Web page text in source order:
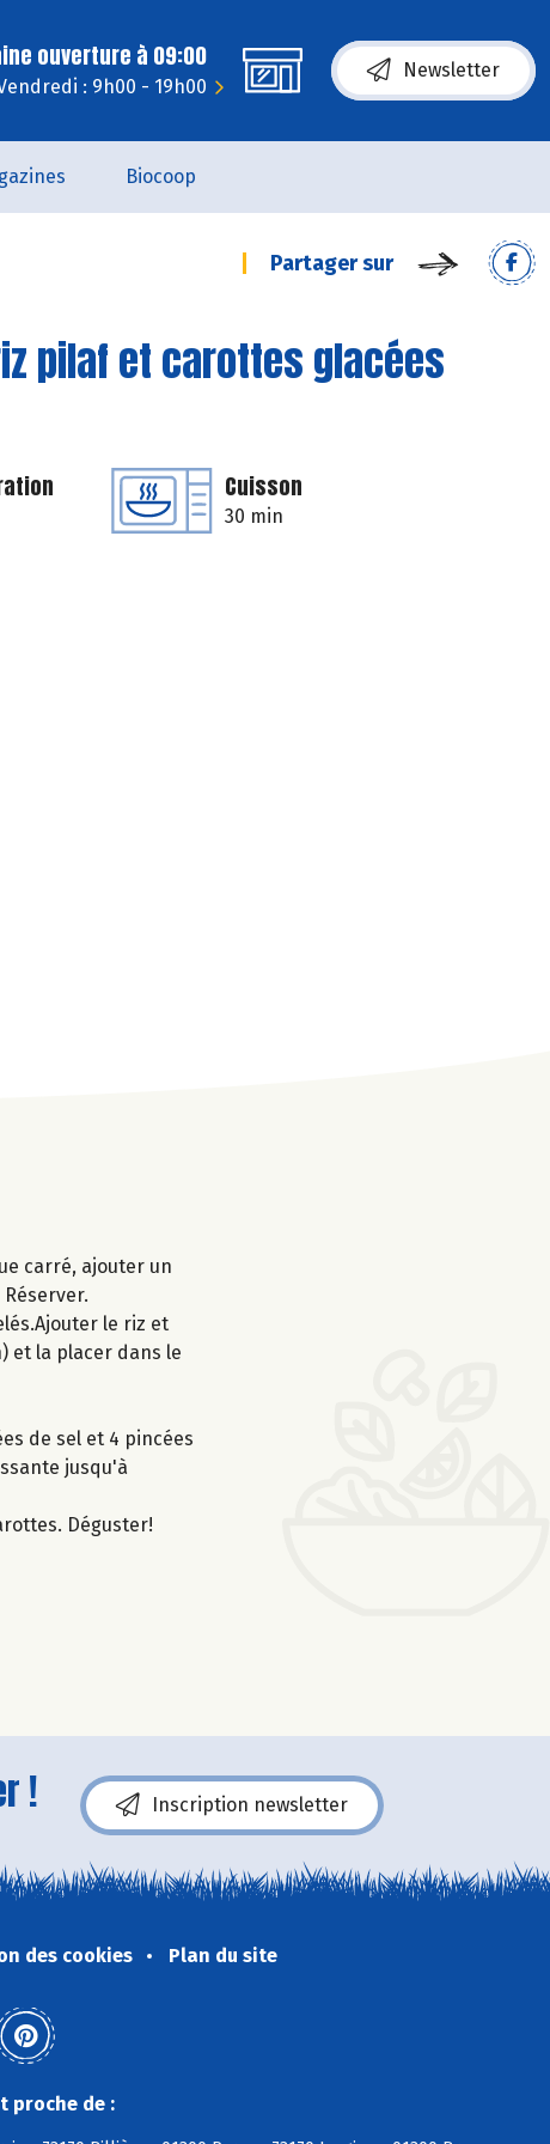
ouverture à 09:00
: 9h00 - 19h00
Newsletter
Biocoop
Partager sur
pilaf et carottes glacées
Cuisson
30 min
carré, ajouter un
le riz et
et la placer dans le
de sel et 4 pincées
jusqu'à
Déguster!
! Inscription newsletter
des cookies Plan du site
proche de :